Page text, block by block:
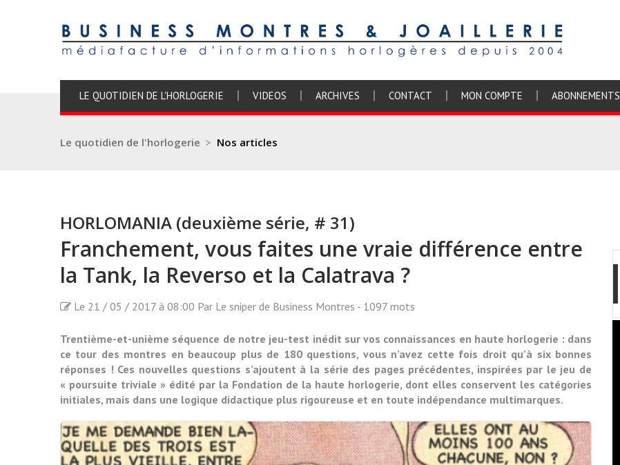
LE QUOTIDIEN DE L'HORLOGERIE VIDEOS ARCHIVES CONTACT MON COMPTE ABONNEMENTS
Le quotidien de l'horlogerie > Nos articles
HORLOMANIA (deuxième série, # 31)
Franchement, vous faites une vraie différence entre
la Tank, la Reverso et la Calatrava ?
Le 21 / 05 / 2017 à 08:00 Par Le sniper de Business Montres - 1097 mots
Trentième-et-unième séquence de notre jeu-test inédit sur vos connaissances en haute horlogerie : dans
ce tour des montres en beaucoup plus de 180 questions, vous n’avez cette fois droit qu’à six bonnes
réponses ! Ces nouvelles questions s’ajoutent à la série des pages précédentes, inspirées par le jeu de
« poursuite triviale » édité par la Fondation de la haute horlogerie, dont elles conservent les catégories
initiales, mais dans une logique didactique plus rigoureuse et en toute indépendance multimarques.